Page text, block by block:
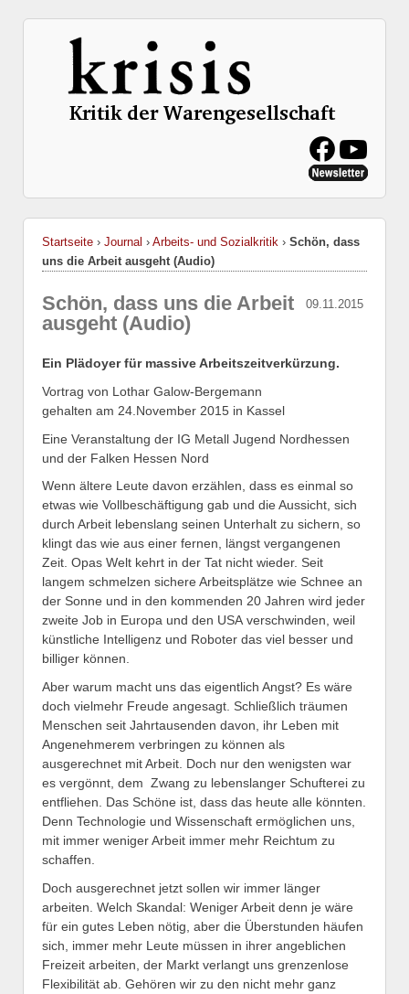
Startseite › Journal › Arbeits- und Sozialkritik › Schön, dass
uns die Arbeit ausgeht (Audio)
09.11.2015
Schön, dass uns die Arbeit
ausgeht (Audio)
Ein Plädoyer für massive Arbeitszeitverkürzung.
Vortrag von Lothar Galow-Bergemann
gehalten am 24.November 2015 in Kassel
Eine Veranstaltung der IG Metall Jugend Nordhessen
und der Falken Hessen Nord
Wenn ältere Leute davon erzählen, dass es einmal so
etwas wie Vollbeschäftigung gab und die Aussicht, sich
durch Arbeit lebenslang seinen Unterhalt zu sichern, so
klingt das wie aus einer fernen, längst vergangenen
Zeit. Opas Welt kehrt in der Tat nicht wieder. Seit
langem schmelzen sichere Arbeitsplätze wie Schnee an
der Sonne und in den kommenden 20 Jahren wird jeder
zweite Job in Europa und den USA verschwinden, weil
künstliche Intelligenz und Roboter das viel besser und
billiger können.
Aber warum macht uns das eigentlich Angst? Es wäre
doch vielmehr Freude angesagt. Schließlich träumen
Menschen seit Jahrtausenden davon, ihr Leben mit
Angenehmerem verbringen zu können als
ausgerechnet mit Arbeit. Doch nur den wenigsten war
es vergönnt, dem Zwang zu lebenslanger Schufterei zu
entfliehen. Das Schöne ist, dass das heute alle könnten.
Denn Technologie und Wissenschaft ermöglichen uns,
mit immer weniger Arbeit immer mehr Reichtum zu
schaffen.
Doch ausgerechnet jetzt sollen wir immer länger
arbeiten. Welch Skandal: Weniger Arbeit denn je wäre
für ein gutes Leben nötig, aber die Überstunden häufen
sich, immer mehr Leute müssen in ihrer angeblichen
Freizeit arbeiten, der Markt verlangt uns grenzenlose
Flexibilität ab. Gehören wir zu den nicht mehr ganz